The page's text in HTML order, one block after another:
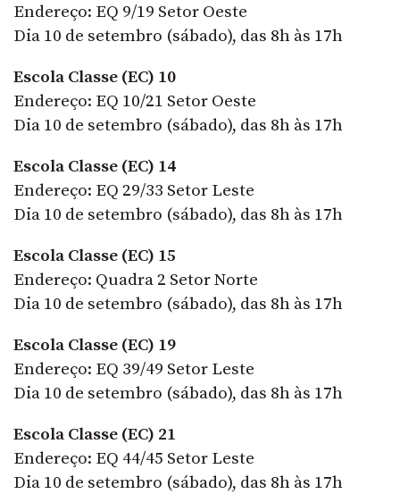
Endereço: EQ 9/19 Setor Oeste
Dia 10 de setembro (sábado), das 8h às 17h
Escola Classe (EC) 10
Endereço: EQ 10/21 Setor Oeste
Dia 10 de setembro (sábado), das 8h às 17h
Escola Classe (EC) 14
Endereço: EQ 29/33 Setor Leste
Dia 10 de setembro (sábado), das 8h às 17h
Escola Classe (EC) 15
Endereço: Quadra 2 Setor Norte
Dia 10 de setembro (sábado), das 8h às 17h
Escola Classe (EC) 19
Endereço: EQ 39/49 Setor Leste
Dia 10 de setembro (sábado), das 8h às 17h
Escola Classe (EC) 21
Endereço: EQ 44/45 Setor Leste
Dia 10 de setembro (sábado), das 8h às 17h